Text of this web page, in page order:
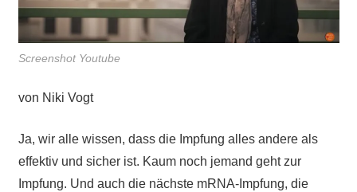
Screenshot Youtube
von Niki Vogt
Ja, wir alle wissen, dass die Impfung alles andere als
effektiv und sicher ist. Kaum noch jemand geht zur
Impfung. Und auch die nächste mRNA-Impfung, die